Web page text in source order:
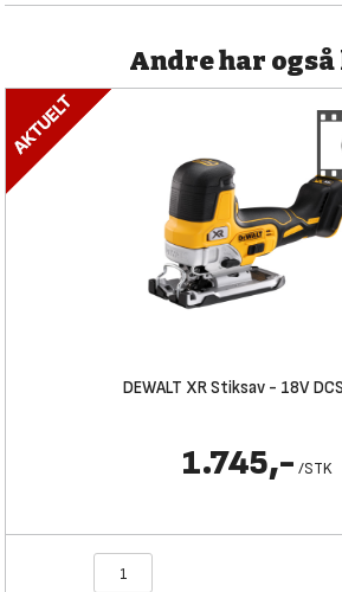
Andre har
DEWALT XR Stiksav - 18V
1.745,- /STK